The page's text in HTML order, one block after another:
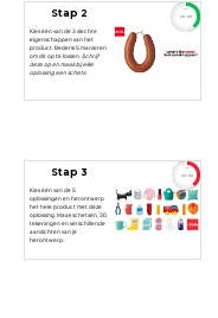
Stap 2
Kies één van de 3 slechte
eigenschappen van het
product. Bedenk 5 manieren
om dit op te lossen. Schrijf
deze op en maak bij elke
oplossing een schets.
20:00
Stap 3
Kies één van de 5
oplossingen en herontwerp
het hele product met deze
oplossing. Maak schetsen, 3D
tekeningen en verschillende
aanzichten van je
herontwerp.
30:00